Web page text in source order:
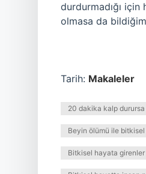
durdurmadığı
olmasa da
Tarih: Makaleler
20 dakika kalp
Beyin ölümü ile bitkisel
Bitkisel hayata girenler